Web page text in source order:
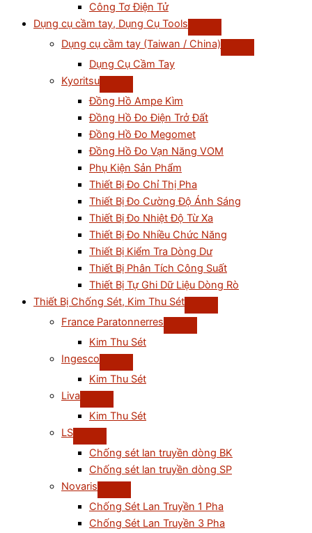
Công Tơ Điện Tử
Dụng cụ cầm tay, Dụng Cụ Tools
Dụng cụ cầm tay (Taiwan / China)
Dụng Cụ Cầm Tay
Kyoritsu
Đồng Hồ Ampe Kìm
Đồng Hồ Đo Điện Trở Đất
Đồng Hồ Đo Megomet
Đồng Hồ Đo Vạn Năng VOM
Phụ Kiện Sản Phẩm
Thiết Bị Đo Chỉ Thị Pha
Thiết Bị Đo Cường Độ Ánh Sáng
Thiết Bị Đo Nhiệt Độ Từ Xa
Thiết Bị Đo Nhiều Chức Năng
Thiết Bị Kiểm Tra Dòng Dư
Thiết Bị Phân Tích Công Suất
Thiết Bị Tự Ghi Dữ Liệu Dòng Rò
Thiết Bị Chống Sét, Kim Thu Sét
France Paratonnerres
Kim Thu Sét
Ingesco
Kim Thu Sét
Liva
Kim Thu Sét
LS
Chống sét lan truyền dòng BK
Chống sét lan truyền dòng SP
Novaris
Chống Sét Lan Truyền 1 Pha
Chống Sét Lan Truyền 3 Pha